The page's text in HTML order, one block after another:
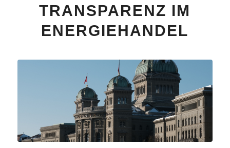
TRANSPARENZ IM
ENERGIEHANDEL